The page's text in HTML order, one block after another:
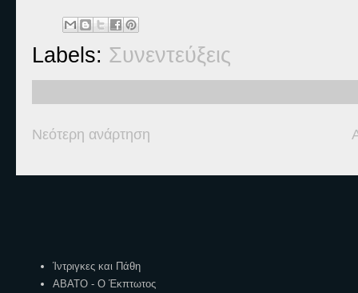
Labels: Συνεντεύξεις
Νεότερη ανάρτηση
Ίντριγκες και Πάθη
ΑΒΑΤΟ - Ο Έκπτωτος